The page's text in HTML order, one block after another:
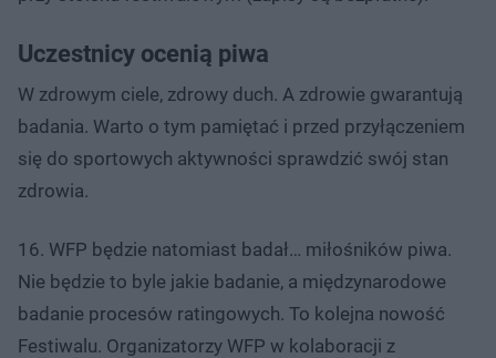
Uczestnicy ocenią piwa
W zdrowym ciele, zdrowy duch. A zdrowie gwarantują
badania. Warto o tym pamiętać i przed przyłączeniem
się do sportowych aktywności sprawdzić swój stan
zdrowia.
16. WFP będzie natomiast badał… miłośników piwa.
Nie będzie to byle jakie badanie, a międzynarodowe
badanie procesów ratingowych. To kolejna nowość
Festiwalu. Organizatorzy WFP w kolaboracji z